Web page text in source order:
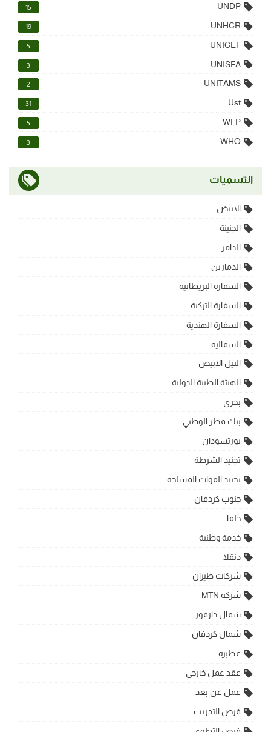
UNDP
15
UNHCR
19
UNICEF
5
UNISFA
3
UNITAMS
2
Ust
31
WFP
5
WHO
3
التسميات
الابيض
الجنينة
الدامر
الدمازين
السفارة البريطانية
السفارة التركية
السفارة الهندية
الشمالية
النيل الابيض
الهيئة الطبية الدولية
بحري
بنك قطر الوطني
بورتسودان
تجنيد الشرطة
تجنيد القوات المسلحة
جنوب كردفان
حلفا
خدمة وطنية
دنقلا
شركات طيران
شركة MTN
شمال دارفور
شمال كردفان
عطبرة
عقد عمل خارجي
عمل عن بعد
فرص التدريب